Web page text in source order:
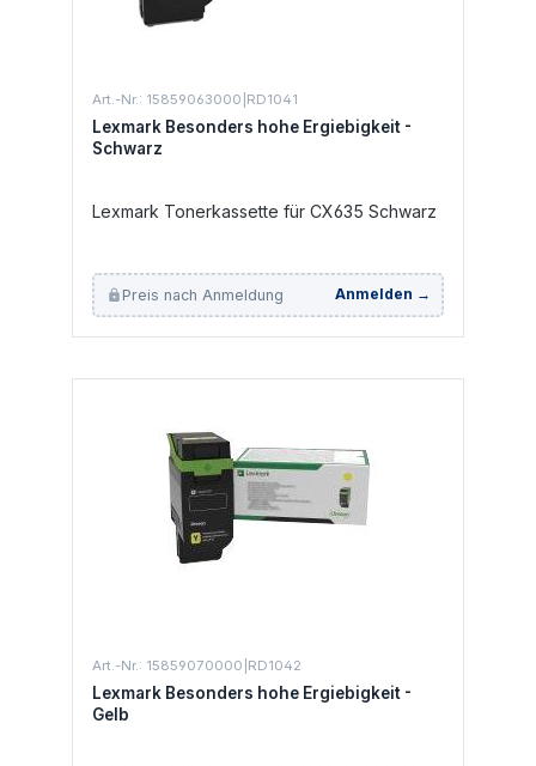
Art.-Nr.: 15859063000|RD1041
Lexmark Besonders hohe Ergiebigkeit -
Schwarz
Lexmark Tonerkassette für CX635 Schwarz
Preis nach Anmeldung Anmelden →
Art.-Nr.: 15859070000|RD1042
Lexmark Besonders hohe Ergiebigkeit -
Gelb